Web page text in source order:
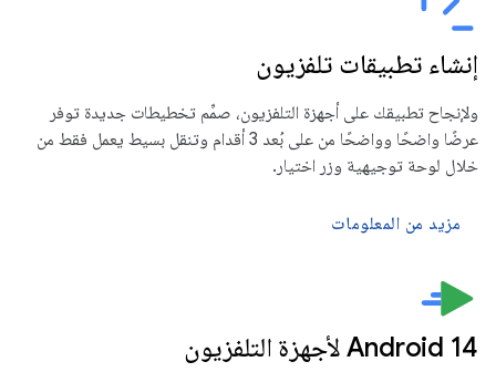
إنشاء تطبيقات تلفزيون
ولإنجاح تطبيقك على أجهزة التلفزيون، صمِّم تخطيطات جديدة توفر
عرضًا واضحًا وواضحًا من على بُعد 3 أقدام وتنقل بسيط يعمل فقط من
خلال لوحة توجيهية وزر اختيار.
مزيد من المعلومات
Android 14 لأجهزة التلفزيون